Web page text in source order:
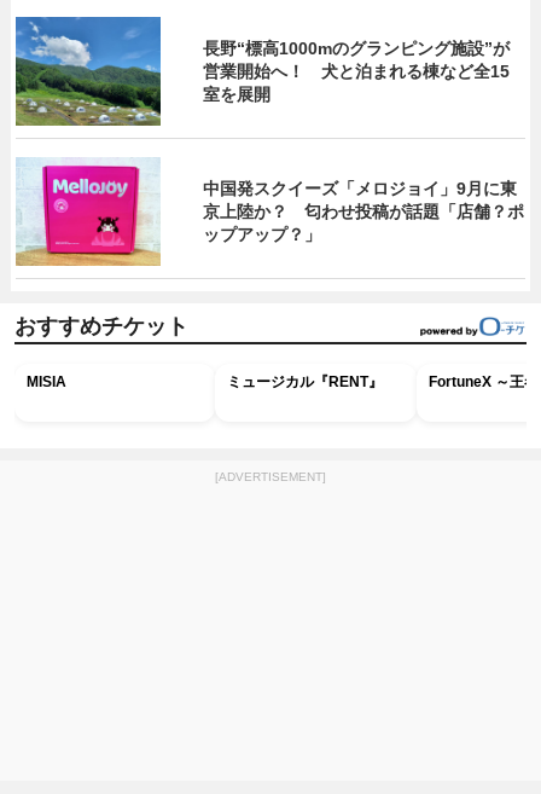
長野“標高1000mのグランピング施設”が
営業開始へ！ 犬と泊まれる棟など全15
室を展開
中国発スクイーズ「メロジョイ」9月に東
京上陸か？ 匂わせ投稿が話題「店舗？ポ
ップアップ？」
おすすめチケット
MISIA ミュージカル『RENT』 FortuneX ～王
[ADVERTISEMENT]